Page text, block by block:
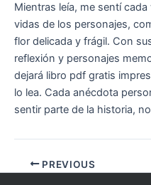
Mientras leía, me sentí
vidas de los personajes,
flor delicada y frágil. Con
reflexión y personajes
dejará libro pdf gratis
lo lea. Cada anécdota
sentir parte de la historia,
PREVIOUS